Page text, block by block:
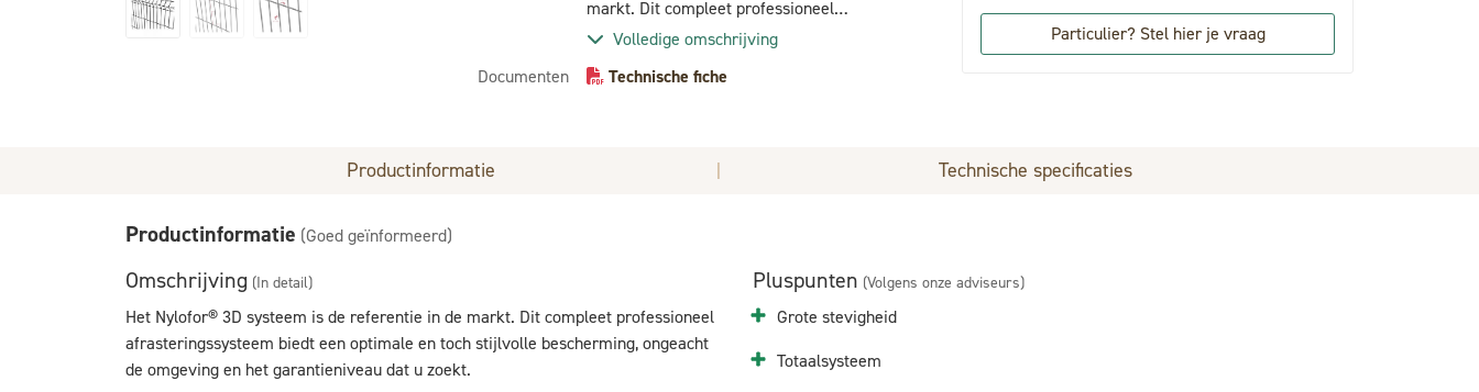
markt. Dit compleet professioneel
afrasteringssysteem biedt een optimale en
omgeving en het garantieniveau dat u zoekt.
Volledige omschrijving
Documenten
Technische fiche
Particulier? Stel hier je vraag
Productinformatie | Technische specificaties
Productinformatie (Goed geïnformeerd)
Omschrijving (In detail)
Het Nylofor® 3D systeem is de referentie in de markt. Dit compleet professioneel
afrasteringssysteem biedt een optimale en toch stijlvolle bescherming, ongeacht
de omgeving en het garantieniveau dat u zoekt.
Pluspunten (Volgens onze adviseurs)
Grote stevigheid
Totaalsysteem